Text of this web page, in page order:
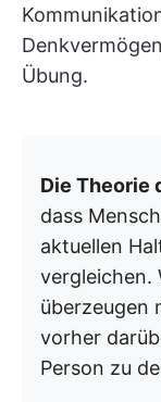
Übung.
Die Theorie
dass
aktuellen
vergleichen.
überzeugen
vorher
Person zu